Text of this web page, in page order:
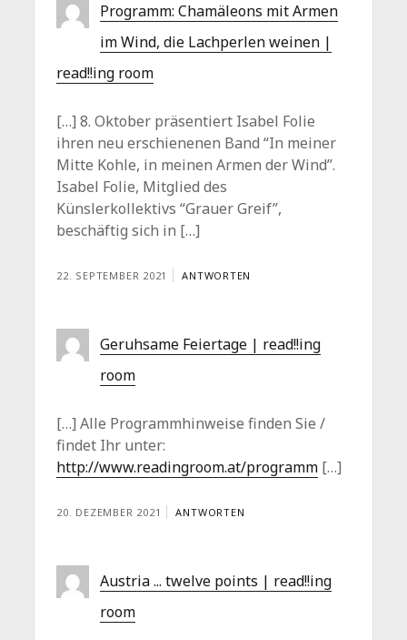
Programm: Chamäleons mit Armen
im Wind, die Lachperlen weinen |
read!!ing room
[…] 8. Oktober präsentiert Isabel Folie
ihren neu erschienenen Band “In meiner
Mitte Kohle, in meinen Armen der Wind”.
Isabel Folie, Mitglied des
Künslerkollektivs “Grauer Greif”,
beschäftig sich in […]
22. SEPTEMBER 2021 ANTWORTEN
Geruhsame Feiertage | read!!ing
room
[…] Alle Programmhinweise finden Sie /
findet Ihr unter:
http://www.readingroom.at/programm […]
20. DEZEMBER 2021 ANTWORTEN
Austria ... twelve points | read!!ing
room